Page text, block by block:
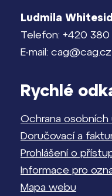
Ludmila
Telefon: +420
E-mail: cag@cag.cz
Rychlé
Ochrana osobních
Doručovací a
Prohlášení o
Informace pro
Mapa webu